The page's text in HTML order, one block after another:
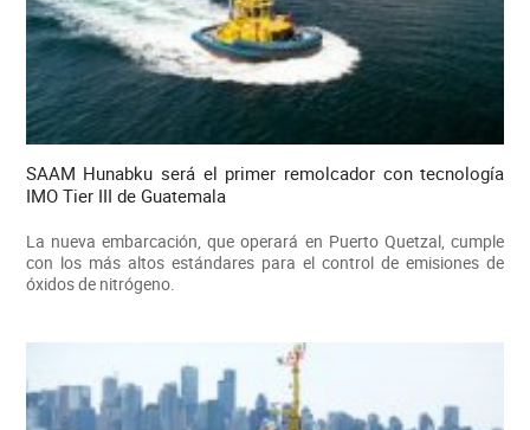
SAAM Hunabku será el primer remolcador con tecnología
IMO Tier III de Guatemala
La nueva embarcación, que operará en Puerto Quetzal, cumple
con los más altos estándares para el control de emisiones de
óxidos de nitrógeno.